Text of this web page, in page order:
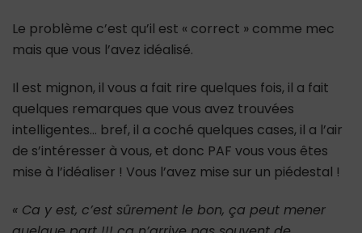
Le problème c’est qu’il est « correct » comme mec
mais que vous l’avez idéalisé.
Il est mignon, il vous a fait rire quelques fois, il a fait
quelques remarques que vous avez trouvées
intelligentes… bref, il a coché quelques cases, il a l’air
de s’intéresser à vous, et donc PAF vous vous êtes
mise à l’idéaliser ! Vous l’avez mise sur un piédestal !
« Ca y est, c’est sûrement le bon, ça peut mener